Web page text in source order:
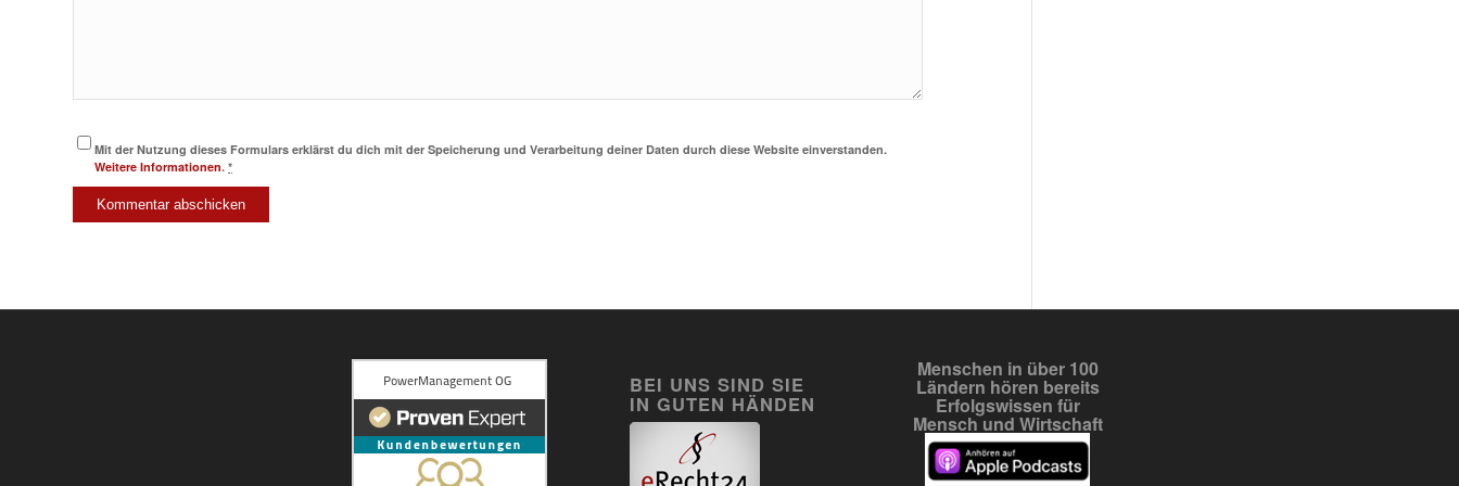
Mit der Nutzung dieses Formulars erklärst du dich mit der Speicherung und Verarbeitung deiner Daten durch diese Website einverstanden.
Weitere Informationen. *
BEI UNS SIND SIE
IN GUTEN HÄNDEN
Menschen in über 100
Ländern hören bereits
Erfolgswissen für
Mensch und Wirtschaft